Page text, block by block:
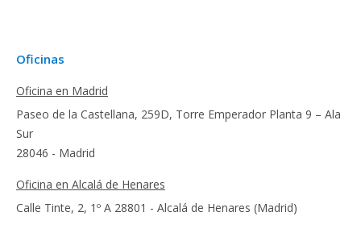
Oficinas
Oficina en Madrid
Paseo de la Castellana, 259D, Torre Emperador Planta 9 – Ala
Sur
28046 - Madrid
Oficina en Alcalá de Henares
Calle Tinte, 2, 1º A 28801 - Alcalá de Henares (Madrid)